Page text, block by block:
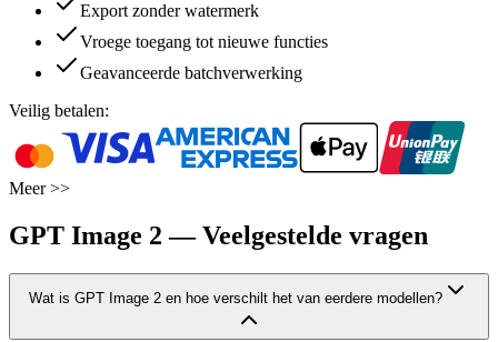
Export zonder watermerk
Vroege toegang tot nieuwe functies
Geavanceerde batchverwerking
Veilig betalen:
Meer >>
GPT Image 2 — Veelgestelde vragen
Wat is GPT Image 2 en hoe verschilt het van eerdere modellen?